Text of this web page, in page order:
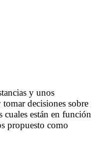
y la
y unos
decisiones sobre
cuales están en función
propuesto como